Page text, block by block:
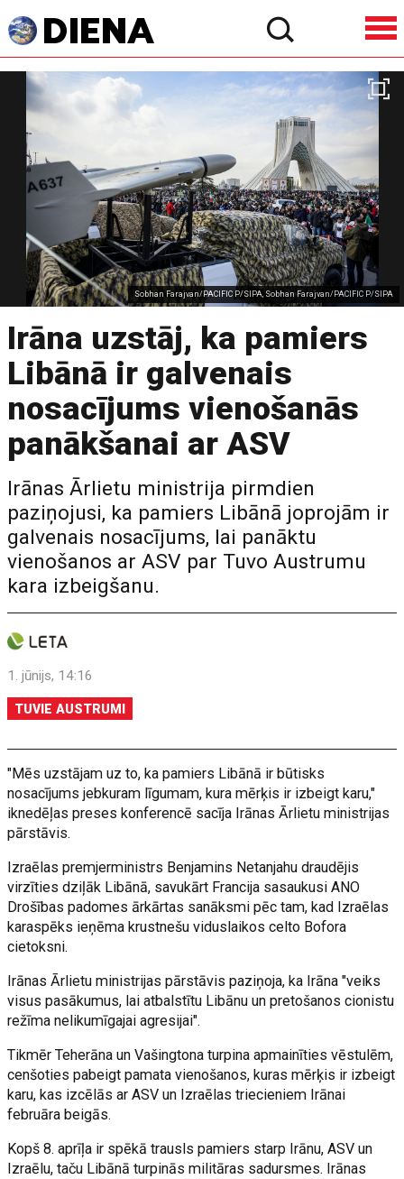
Sobhan Farajvan/PACIFIC P/SIPA, Sobhan Farajvan/PACIFIC P/SIPA
Irāna uzstāj, ka pamiers
Libānā ir galvenais
nosacījums vienošanās
panākšanai ar ASV
Irānas Ārlietu ministrija pirmdien
paziņojusi, ka pamiers Libānā joprojām ir
galvenais nosacījums, lai panāktu
vienošanos ar ASV par Tuvo Austrumu
kara izbeigšanu.
1. jūnijs, 14:16
TUVIE AUSTRUMI
"Mēs uzstājam uz to, ka pamiers Libānā ir būtisks
nosacījums jebkuram līgumam, kura mērķis ir izbeigt karu,"
iknedēļas preses konferencē sacīja Irānas Ārlietu ministrijas
pārstāvis.
Izraēlas premjerministrs Benjamins Netanjahu draudējis
virzīties dziļāk Libānā, savukārt Francija sasaukusi ANO
Drošības padomes ārkārtas sanāksmi pēc tam, kad Izraēlas
karaspēks ieņēma krustnešu viduslaikos celto Bofora
cietoksni.
Irānas Ārlietu ministrijas pārstāvis paziņoja, ka Irāna "veiks
visus pasākumus, lai atbalstītu Libānu un pretošanos cionistu
režīma nelikumīgajai agresijai".
Tikmēr Teherāna un Vašingtona turpina apmainīties vēstulēm,
cenšoties pabeigt pamata vienošanos, kuras mērķis ir izbeigt
karu, kas izcēlās ar ASV un Izraēlas triecieniem Irānai
februāra beigās.
Kopš 8. aprīļa ir spēkā trausls pamiers starp Irānu, ASV un
Izraēlu, taču Libānā turpinās militāras sadursmes. Irānas